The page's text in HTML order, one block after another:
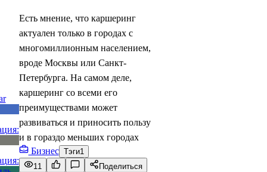
Есть мнение, что каршеринг
актуален только в городах с
многомиллионным населением,
вроде Москвы или Санкт-
Петербурга. На самом деле,
каршеринг со всеми его
преимуществами может
развиваться и приносить пользу
и в гораздо меньших городах
Бизнес Тэги1
11
Поделиться